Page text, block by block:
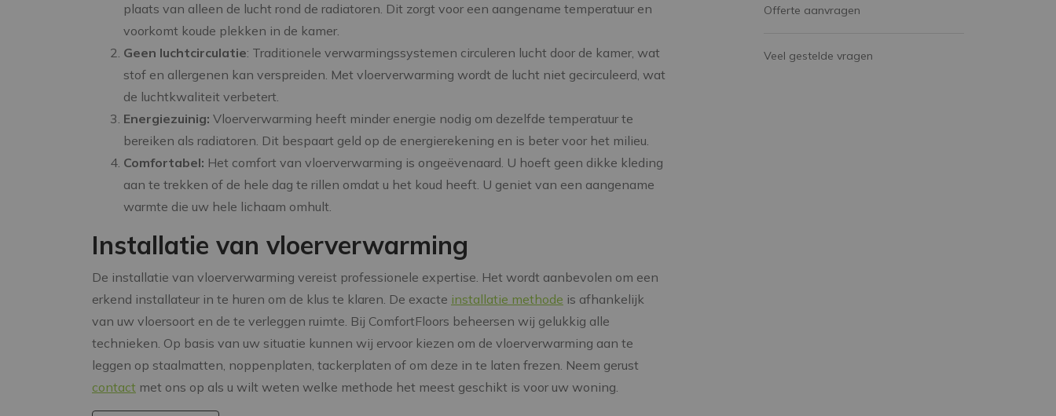
plaats van alleen de lucht rond de radiatoren. Dit zorgt voor een aangename temperatuur en
voorkomt koude plekken in de kamer.
Geen luchtcirculatie: Traditionele verwarmingssystemen circuleren lucht door de kamer, wat
stof en allergenen kan verspreiden. Met vloerverwarming wordt de lucht niet gecirculeerd, wat
de luchtkwaliteit verbetert.
Energiezuinig: Vloerverwarming heeft minder energie nodig om dezelfde temperatuur te
bereiken als radiatoren. Dit bespaart geld op de energierekening en is beter voor het milieu.
Comfortabel: Het comfort van vloerverwarming is ongeëvenaard. U hoeft geen dikke kleding
aan te trekken of de hele dag te rillen omdat u het koud heeft. U geniet van een aangename
warmte die uw hele lichaam omhult.
Installatie van vloerverwarming
De installatie van vloerverwarming vereist professionele expertise. Het wordt aanbevolen om een
erkend installateur in te huren om de klus te klaren. De exacte installatie methode is afhankelijk
van uw vloersoort en de te verleggen ruimte. Bij ComfortFloors beheersen wij gelukkig alle
technieken. Op basis van uw situatie kunnen wij ervoor kiezen om de vloerverwarming aan te
leggen op staalmatten, noppenplaten, tackerplaten of om deze in te laten frezen. Neem gerust
contact met ons op als u wilt weten welke methode het meest geschikt is voor uw woning.
Offerte aanvragen
Veel gestelde vragen